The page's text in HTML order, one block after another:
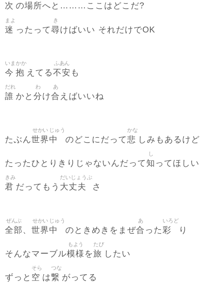
次 の場所へと………ここはどこだ?
迷
まよ
ったって尋
き
けばいい それだけでOK
今
いま
抱
かか
えてる不安
ふあん
も
誰
だれ
かと 分
わ
け合
あ
えばいいね
たぶん世界
せかい
中
じゅう
のどこにだって悲
かな
しみもあるけど
たったひとりきりじゃないんだって知
し
ってほしい
君
きみ
だってもう 大丈夫
だいじょうぶ
さ
全部
ぜんぶ
、 世界
せかい
中
じゅう
のときめきをまぜ合
あ
った 彩
いろど
り
そんなマーブル模様
もよう
を旅
たび
したい
ずっと 空
そら
は繋
つな
がってる